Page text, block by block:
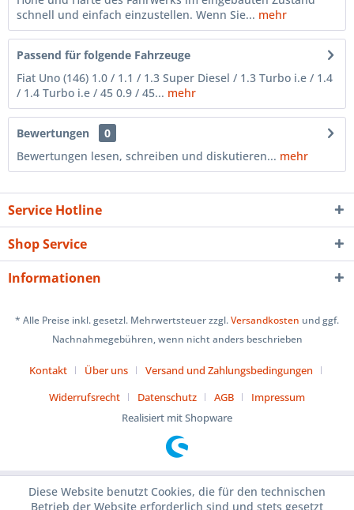
schnell und einfach einzustellen. Wenn Sie... mehr
Passend für folgende Fahrzeuge
Fiat Uno (146) 1.0 / 1.1 / 1.3 Super Diesel / 1.3 Turbo i.e / 1.4
/ 1.4 Turbo i.e / 45 0.9 / 45... mehr
Bewertungen
0
Bewertungen lesen, schreiben und diskutieren... mehr
Service Hotline
Shop Service
Informationen
* Alle Preise inkl. gesetzl. Mehrwertsteuer zzgl.Versandkosten und ggf.
Nachnahmegebühren, wenn nicht anders beschrieben
Kontakt Über uns
Versand und Zahlungsbedingungen
Widerrufsrecht
Datenschutz AGB
Impressum
Realisiert mit Shopware
Diese Website benutzt Cookies, die für den technischen
Betrieb der Website erforderlich sind und stets gesetzt